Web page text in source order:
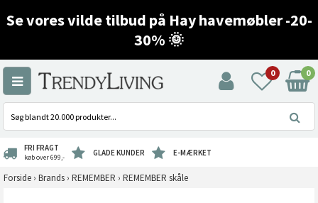
Se vores vilde tilbud på Hay havemøbler -20-
30% 🌞
0 0
FRI FRAGT
køb over 699,- GLADE KUNDER E-MÆRKET
Forside › Brands › REMEMBER › REMEMBER skåle